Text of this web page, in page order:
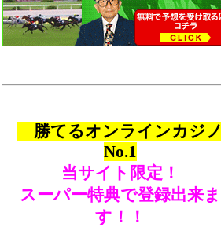
勝てるオンラインカジノ
No.1
当サイト限定！
スーパー特典で登録出来ま
す！！